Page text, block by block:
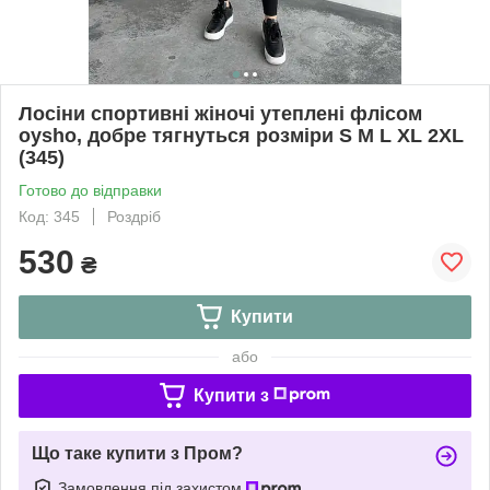
Лосіни спортивні жіночі утеплені флісом
oysho, добре тягнуться розміри S M L XL 2XL
(345)
Готово до відправки
Код: 345
Роздріб
530 ₴
Купити
або
Купити з
Що таке купити з Пром?